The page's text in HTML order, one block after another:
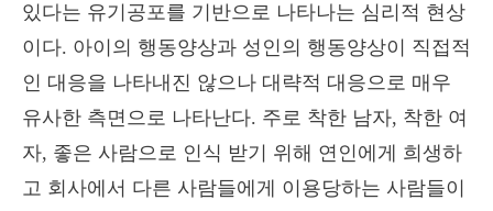
있다는 유기공포를 기반으로 나타나는 심리적 현상
이다. 아이의 행동양상과 성인의 행동양상이 직접적
인 대응을 나타내진 않으나 대략적 대응으로 매우
유사한 측면으로 나타난다. 주로 착한 남자, 착한 여
자, 좋은 사람으로 인식 받기 위해 연인에게 희생하
고 회사에서 다른 사람들에게 이용당하는 사람들이